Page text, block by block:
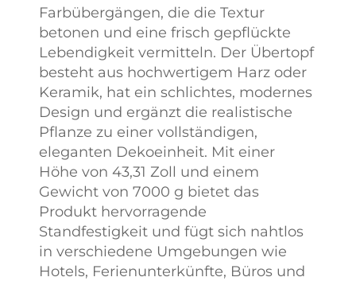
Farbübergängen, die die Textur
betonen und eine frisch gepflückte
Lebendigkeit vermitteln. Der Übertopf
besteht aus hochwertigem Harz oder
Keramik, hat ein schlichtes, modernes
Design und ergänzt die realistische
Pflanze zu einer vollständigen,
eleganten Dekoeinheit. Mit einer
Höhe von 43,31 Zoll und einem
Gewicht von 7000 g bietet das
Produkt hervorragende
Standfestigkeit und fügt sich nahtlos
in verschiedene Umgebungen wie
Hotels, Ferienunterkünfte, Büros und